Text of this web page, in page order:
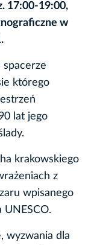
17:00-19:00,
w
spacerze
którego
lat jego
krakowskiego
z
wpisanego
UNESCO.
wyzwania dla